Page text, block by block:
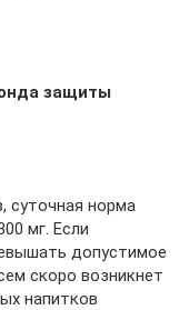
защиты
суточная норма
мг. Если
допустимое
скоро возникнет
напитков